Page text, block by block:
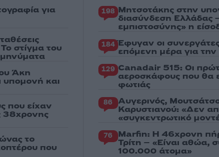
για
στίγμα του
μηνύματα
Άκη
υπομονή και
που είχαν
38χρονης
το
που
198 Μητσοτάκης στην
διασύνδεση Ελλάδας
εμπιστοσύνης» η
184 Έφυγαν οι
επόμενη μέρα για
129 Canadair 515: Οι
αεροσκάφους που θα
φωτιάς
86 Αυγερινός,
Καρυστιανού: «Δεν
«συγκεντρωτικό
76 Marfin: Η 46χρονη
Τρίτη – «Είναι αθώα,
100.000 άτομα»